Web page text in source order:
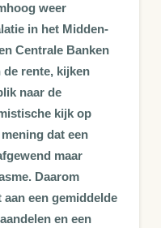
weer
in het Midden-
Centrale Banken
de rente, kijken
naar de
kijk op
dat een
maar
Daarom
een gemiddelde
en een